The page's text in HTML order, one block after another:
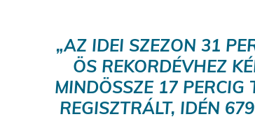
„AZ IDEI SZEZON 31
ÖS REKORDÉVHEZ
MINDÖSSZE 17
REGISZTRÁLT, IDÉN